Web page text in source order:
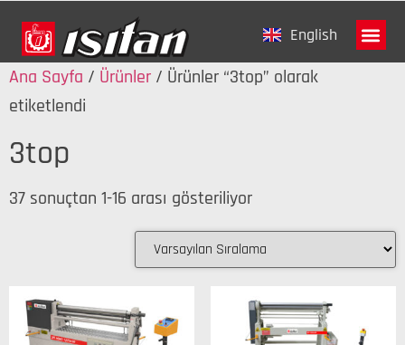
English
Ana Sayfa / Ürünler / Ürünler “3top” olarak
etiketlendi
3top
37 sonuçtan 1-16 arası gösteriliyor